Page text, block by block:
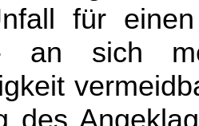
für
an sich
des